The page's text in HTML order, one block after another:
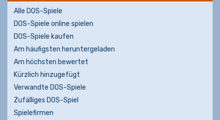
Alle DOS-Spiele
DOS-Spiele online spielen
DOS-Spiele kaufen
Am häufigsten heruntergeladen
Am höchsten bewertet
Kürzlich hinzugefügt
Verwandte DOS-Spiele
Zufälliges DOS-Spiel
Spielefirmen